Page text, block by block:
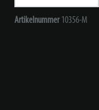
Artikelnummer10356-M